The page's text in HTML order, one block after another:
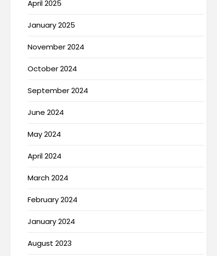
April 2025
January 2025
November 2024
October 2024
September 2024
June 2024
May 2024
April 2024
March 2024
February 2024
January 2024
August 2023